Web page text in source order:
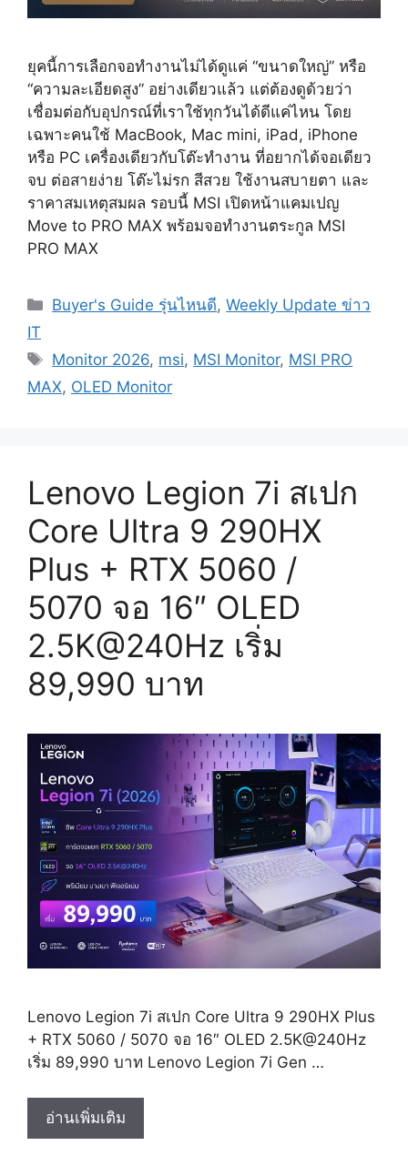
ยุคนี้การเลือกจอทำงานไม่ได้ดูแค่ “ขนาดใหญ่” หรือ
“ความละเอียดสูง” อย่างเดียวแล้ว แต่ต้องดูด้วยว่า
เชื่อมต่อกับอุปกรณ์ที่เราใช้ทุกวันได้ดีแค่ไหน โดย
เฉพาะคนใช้ MacBook, Mac mini, iPad, iPhone
หรือ PC เครื่องเดียวกับโต๊ะทำงาน ที่อยากได้จอเดียว
จบ ต่อสายง่าย โต๊ะไม่รก สีสวย ใช้งานสบายตา และ
ราคาสมเหตุสมผล รอบนี้ MSI เปิดหน้าแคมเปญ
Move to PRO MAX พร้อมจอทำงานตระกูล MSI
PRO MAX
Categories
Buyer's Guide รุ่นไหนดี,Weekly Update ข่าว
IT
Tags
Monitor 2026, msi, MSI Monitor, MSI PRO
MAX, OLED Monitor
Lenovo Legion 7i สเปก
Core Ultra 9 290HX
Plus + RTX 5060 /
5070 จอ 16″ OLED
2.5K@240Hz เริ่ม
89,990 บาท
Lenovo Legion 7i สเปก Core Ultra 9 290HX Plus
+ RTX 5060 / 5070 จอ 16″ OLED 2.5K@240Hz
เริ่ม 89,990 บาท Lenovo Legion 7i Gen …
อ่านเพิ่มเติม
Legion